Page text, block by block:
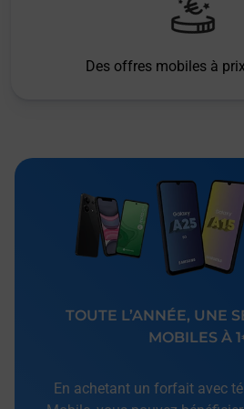
Des offres mobiles à
TOUTE L’ANNÉE, UNE
MOBILES À
En achetant un forfait avec